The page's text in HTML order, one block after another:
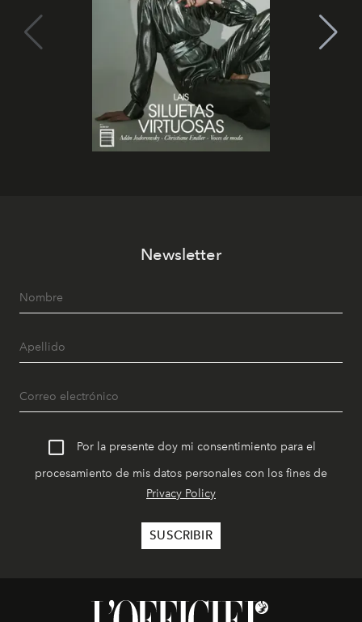
Newsletter
Por la presente doy mi consentimiento para el
procesamiento de mis datos personales con los fines de
Privacy Policy